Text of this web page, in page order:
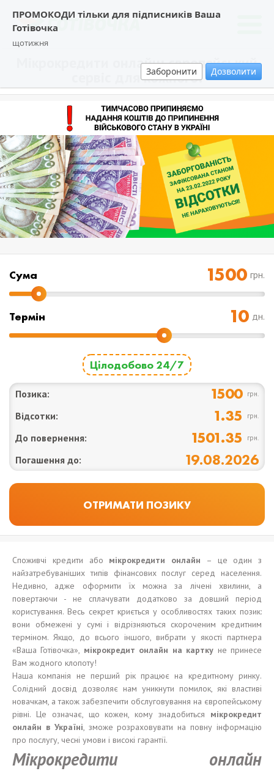
ПРОМОКОДИ тільки для підписників Ваша
Готівочка
щотижня
Заборонити Дозволити
Мікрокредити онлайн: європейський
сервіс для кожного!
Cума грн.
Термін дн.
Цілодобово 24/7
Позика: 1500 грн.
Відсотки: 1.35 грн.
До повернення: 1501.35 грн.
Погашення до: 19.08.2026
Споживчі кредити або мікрокредити онлайн – це один з
найзатребуваніших типів фінансових послуг серед населення.
Недивно, адже оформити їх можна за лічені хвилини, а
повертаючи - не сплачувати додатково за довший період
користування. Весь секрет криється у особливостях таких позик:
вони обмежені у сумі і відрізняються скороченим кредитним
терміном. Якщо, до всього іншого, вибрати у якості партнера
«Ваша Готівочка», мікрокредит онлайн на картку не принесе
Вам жодного клопоту!
Наша компанія не перший рік працює на кредитному ринку.
Солідний досвід дозволяє нам уникнути помилок, які властиві
новачкам, а також забезпечити обслуговування на європейському
рівні. Це означає, що кожен, кому знадобиться мікрокредит
онлайн в Україні, зможе розраховувати на повну інформацію
про послугу, чесні умови і високі гарантії.
Мікрокредитионлайн